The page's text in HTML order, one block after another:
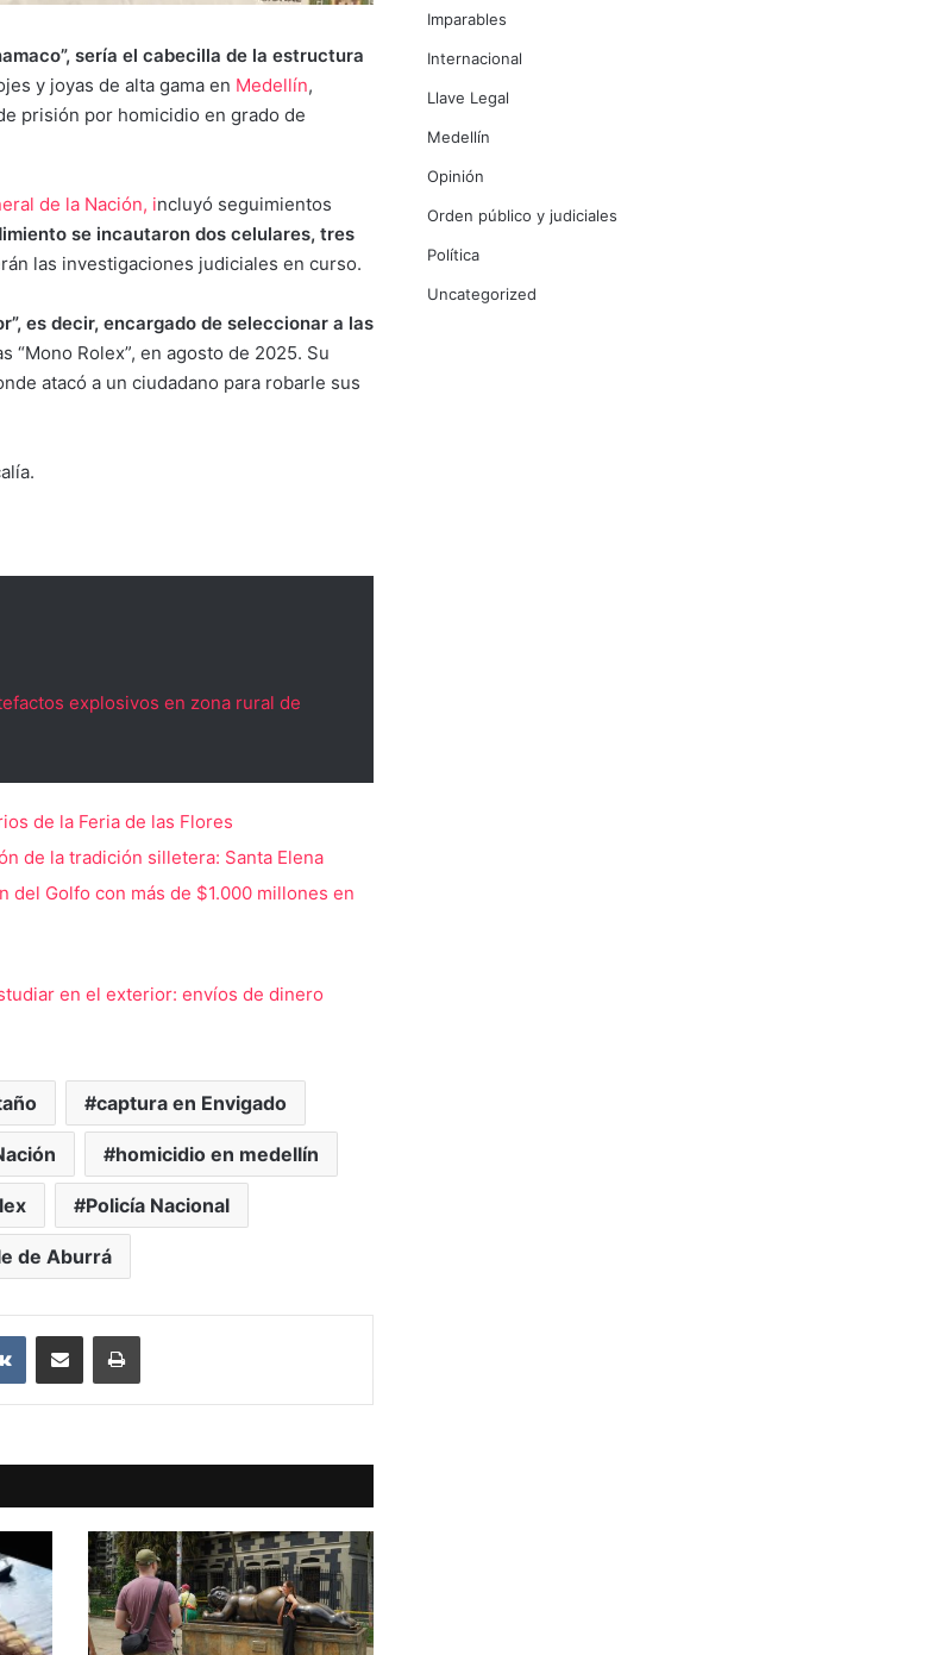
sería el cabecilla de la estructura
y joyas de alta gama en Medellín,
prisión por homicidio en grado de
de la Nación, incluyó seguimientos
se incautaron dos celulares, tres
las investigaciones judiciales en curso.
es decir, encargado de seleccionar a las
“Mono Rolex”, en agosto de 2025. Su
atacó a un ciudadano para robarle sus
explosivos en zona rural de
de la Feria de las Flores
de la tradición silletera: Santa Elena
del Golfo con más de $1.000 millones en
en el exterior: envíos de dinero
captura en Envigado
homicidio en medellín
Policía Nacional
de Aburrá
VKontakte
Compartir vía Mail Print
Imparables
Internacional
Llave Legal
Medellín
Opinión
Orden público y judiciales
Política
Uncategorized